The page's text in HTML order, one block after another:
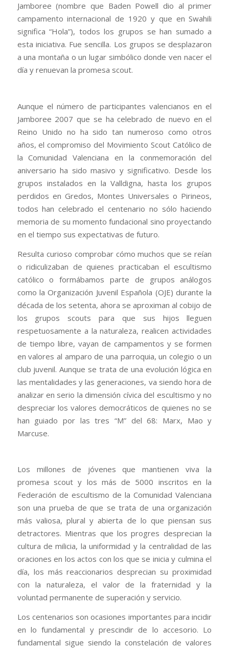
Jamboree (nombre que Baden Powell dio al primer
campamento internacional de 1920 y que en Swahili
significa “Hola”), todos los grupos se han sumado a
esta iniciativa. Fue sencilla. Los grupos se desplazaron
a una montaña o un lugar simbólico donde ven nacer el
día y renuevan la promesa scout.
Aunque el número de participantes valencianos en el
Jamboree 2007 que se ha celebrado de nuevo en el
Reino Unido no ha sido tan numeroso como otros
años, el compromiso del Movimiento Scout Católico de
la Comunidad Valenciana en la conmemoración del
aniversario ha sido masivo y significativo. Desde los
grupos instalados en la Valldigna, hasta los grupos
perdidos en Gredos, Montes Universales o Pirineos,
todos han celebrado el centenario no sólo haciendo
memoria de su momento fundacional sino proyectando
en el tiempo sus expectativas de futuro.
Resulta curioso comprobar cómo muchos que se reían
o ridiculizaban de quienes practicaban el escultismo
católico o formábamos parte de grupos análogos
como la Organización Juvenil Española (OJE) durante la
década de los setenta, ahora se aproximan al cobijo de
los grupos scouts para que sus hijos lleguen
respetuosamente a la naturaleza, realicen actividades
de tiempo libre, vayan de campamentos y se formen
en valores al amparo de una parroquia, un colegio o un
club juvenil. Aunque se trata de una evolución lógica en
las mentalidades y las generaciones, va siendo hora de
analizar en serio la dimensión cívica del escultismo y no
despreciar los valores democráticos de quienes no se
han guiado por las tres “M” del 68: Marx, Mao y
Marcuse.
Los millones de jóvenes que mantienen viva la
promesa scout y los más de 5000 inscritos en la
Federación de escultismo de la Comunidad Valenciana
son una prueba de que se trata de una organización
más valiosa, plural y abierta de lo que piensan sus
detractores. Mientras que los progres desprecian la
cultura de milicia, la uniformidad y la centralidad de las
oraciones en los actos con los que se inicia y culmina el
día, los más reaccionarios desprecian su proximidad
con la naturaleza, el valor de la fraternidad y la
voluntad permanente de superación y servicio.
Los centenarios son ocasiones importantes para incidir
en lo fundamental y prescindir de lo accesorio. Lo
fundamental sigue siendo la constelación de valores